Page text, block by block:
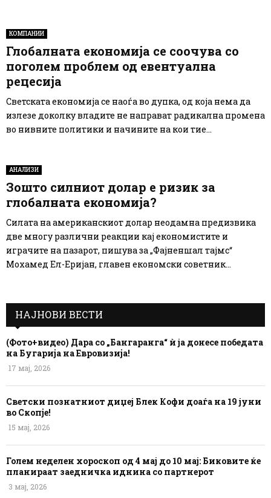
КОМПАНИИ
Глобалната економија се соочува со
поголем проблем од евентуална
рецесија
Светската економија се наоѓа во дупка, од која нема да
излезе доколку владите не направат радикална промена
во нивните политики и начините на кои тие...
АНАЛИЗИ
Зошто силниот долар е ризик за
глобалната економија?
Силата на американскиот долар неодамна предизвика
две многу различни реакции кај економистите и
играчите на пазарот, пишува за „Фајненшал тајмс“
Мохамед Ел-Еријан, главен економски советник...
НАЈНОВИ ВЕСТИ
(Фото+видео) Дара со „Бангаранга“ ѝ ја донесе победата
на Бугарија на Евровизија!
17 мај, 2026
Светски познатниот диџеј Блек Кофи доаѓа на 19 јуни
во Скопје!
15 мај, 2026
Голем неделен хороскоп од 4 мај до 10 мај: Биковите ќе
планираат заедничка иднина со партнерот
3 мај, 2026